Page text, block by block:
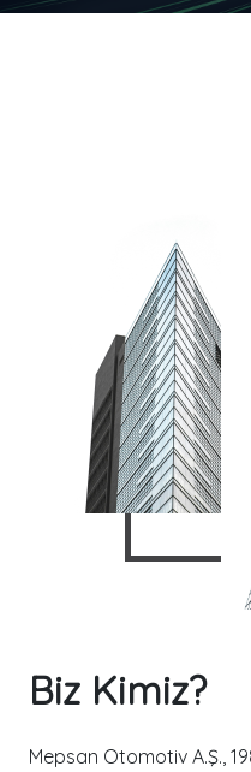
Biz Kimiz?
Mepsan Otomotiv A.Ş.,